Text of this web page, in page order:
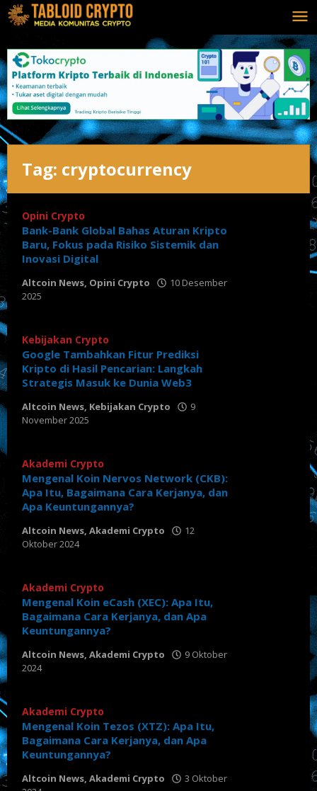
Lewati
ke
konten
Tag: cryptocurrency
Opini Crypto
Bank-Bank Global Bahas Aturan Kripto
Baru, Fokus pada Risiko Sistemik dan
Inovasi Digital
Altcoin News, Opini Crypto
10 Desember
2025
Kebijakan Crypto
Google Tambahkan Fitur Prediksi
Kripto di Hasil Pencarian: Langkah
Strategis Masuk ke Dunia Web3
Altcoin News, Kebijakan Crypto
9
November 2025
Akademi Crypto
Mengenal Koin Nervos Network (CKB):
Apa Itu, Bagaimana Cara Kerjanya, dan
Apa Keuntungannya?
Altcoin News, Akademi Crypto
12
Oktober 2024
Akademi Crypto
Mengenal Koin eCash (XEC): Apa Itu,
Bagaimana Cara Kerjanya, dan Apa
Keuntungannya?
Altcoin News, Akademi Crypto
9 Oktober
2024
Akademi Crypto
Mengenal Koin Tezos (XTZ): Apa Itu,
Bagaimana Cara Kerjanya, dan Apa
Keuntungannya?
Altcoin News, Akademi Crypto
3 Oktober